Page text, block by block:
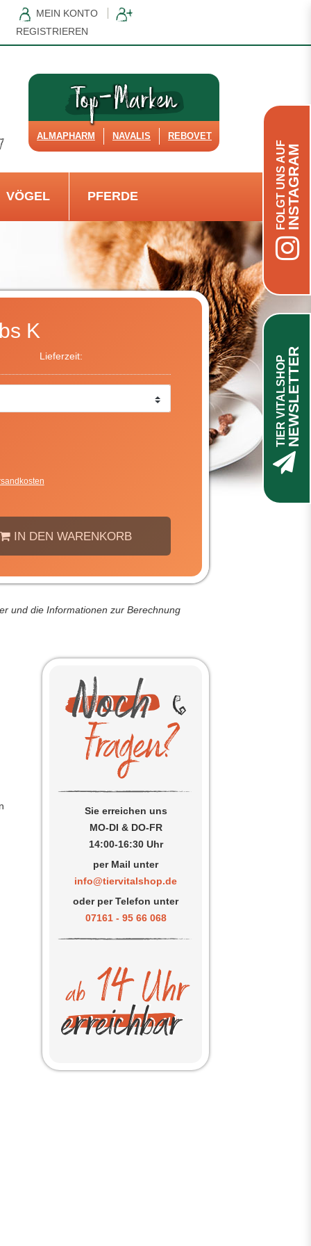
MEIN KONTO
REGISTRIEREN
ALMAPHARM NAVALIS REBOVET
VÖGEL PFERDE
K
Lieferzeit:
IN DEN WARENKORB
und die Informationen zur Berechnung
Sie erreichen uns
MO-DI & DO-FR
14:00-16:30 Uhr
per Mail unter
info@tiervitalshop.de
oder per Telefon unter
07161 - 95 66 068
FOLGT UNS AUFINSTAGRAM
TIER VITALSHOPNEWSLETTER